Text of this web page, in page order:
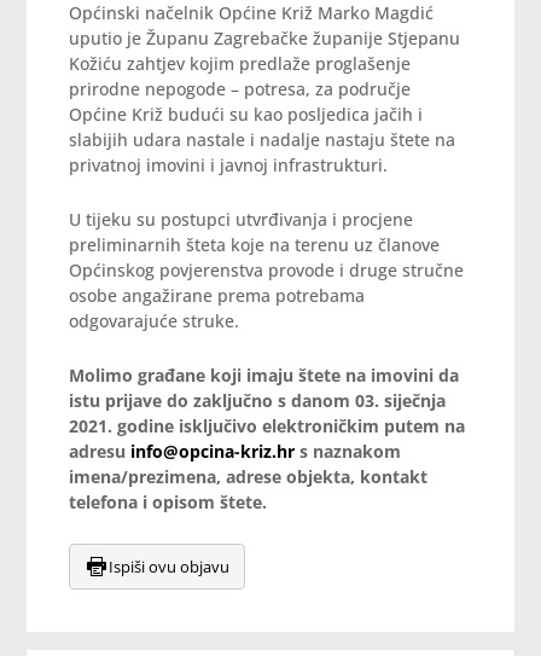
Općinski načelnik Općine Križ Marko Magdić
uputio je Županu Zagrebačke županije Stjepanu
Kožiću zahtjev kojim predlaže proglašenje
prirodne nepogode – potresa, za područje
Općine Križ budući su kao posljedica jačih i
slabijih udara nastale i nadalje nastaju štete na
privatnoj imovini i javnoj infrastrukturi.
U tijeku su postupci utvrđivanja i procjene
preliminarnih šteta koje na terenu uz članove
Općinskog povjerenstva provode i druge stručne
osobe angažirane prema potrebama
odgovarajuće struke.
Molimo građane koji imaju štete na imovini da
istu prijave do zaključno s danom 03. siječnja
2021. godine isključivo elektroničkim putem na
adresu info@opcina-kriz.hr s naznakom
imena/prezimena, adrese objekta, kontakt
telefona i opisom štete.
Ispiši ovu objavu